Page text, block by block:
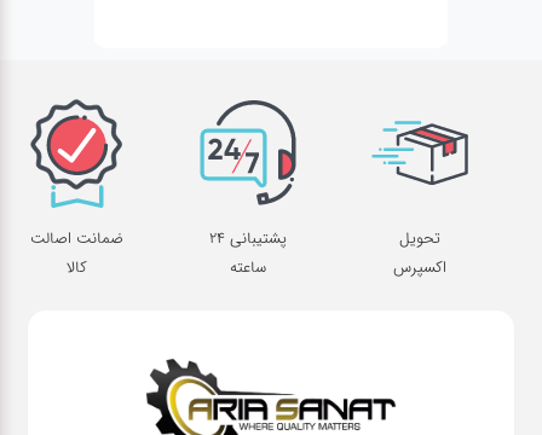
تحویل
اکسپرس
پشتیبانی 24
ساعته
ضمانت اصالت
کالا